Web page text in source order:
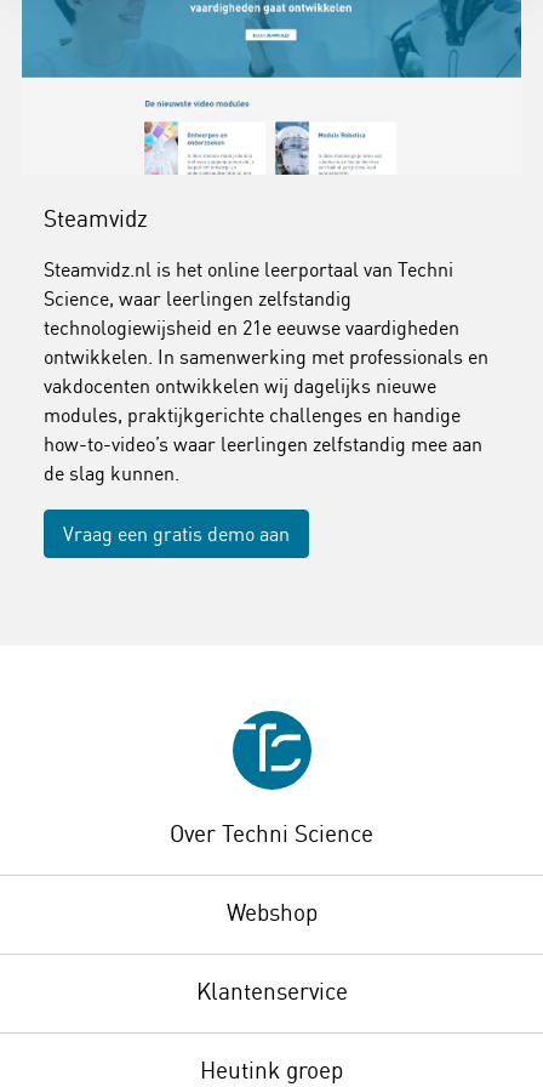
Steamvidz
Steamvidz.nl is het online leerportaal van Techni
Science, waar leerlingen zelfstandig
technologiewijsheid en 21e eeuwse vaardigheden
ontwikkelen. In samenwerking met professionals en
vakdocenten ontwikkelen wij dagelijks nieuwe
modules, praktijkgerichte challenges en handige
how-to-video’s waar leerlingen zelfstandig mee aan
de slag kunnen.
Vraag een gratis demo aan
Over Techni Science
Webshop
Klantenservice
Heutink groep